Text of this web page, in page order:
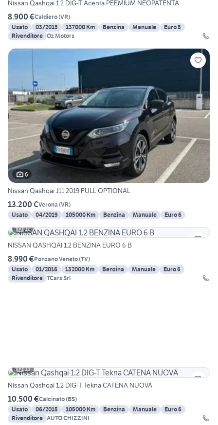
Nissan Qashqai 1.2 DIG-T Acenta PEEMIUM NEOPATENTA
8.900 €Caldiero(VR)
Usato
03/2015 137000 Km Benzina Manuale
Euro 5
Rivenditore Oz Motors
6
Nissan Qashqai J11 2019 FULL OPTIONAL
13.200 €Verona (VR)
Usato
04/2019 105000 Km Benzina Manuale
Euro 6
11
NISSAN QASHQAI 1.2 BENZINA EURO 6 B
8.990 €Ponzano Veneto(TV)
Usato
01/2016 132000 Km Benzina Manuale
Euro 6
Rivenditore TCars Srl
13
Nissan Qashqai 1.2 DIG-T Tekna CATENA NUOVA
10.500 €Calcinato(BS)
Usato
06/2015 105000 Km Benzina Manuale
Euro 6
Rivenditore AUTO CHIZZINI